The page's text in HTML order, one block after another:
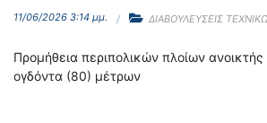
11/06/2026 3:14 μμ. ΔΙΑΒΟΥΛΕΥΣΕΙΣ
Προμήθεια περιπολικών πλοίων
ογδόντα (80) μέτρων